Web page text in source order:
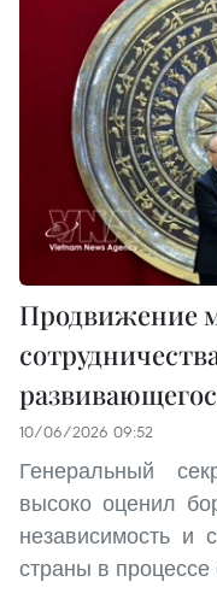
Продвижение
10/06/2026 09:52
Генеральный
высоко оценил
независимость и
страны в